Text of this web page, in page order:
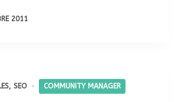
2011
, SEO COMMUNITY MANAGER